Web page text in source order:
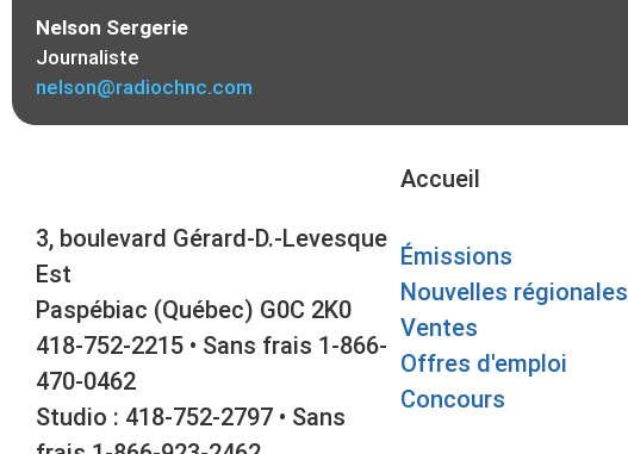
Nelson Sergerie
Journaliste
nelson@radiochnc.com
3, boulevard Gérard-D.-Levesque
Est
Paspébiac (Québec) G0C 2K0
418-752-2215 • Sans frais 1-866-
470-0462
Studio : 418-752-2797 • Sans
Accueil
Émissions
Nouvelles régionales
Ventes
Offres d'emploi
Concours